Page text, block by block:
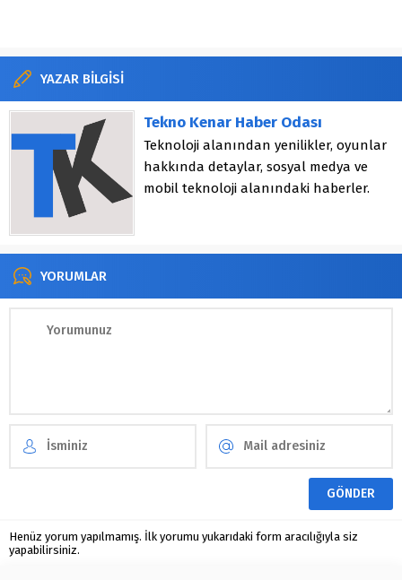
YAZAR BİLGİSİ
Tekno Kenar Haber Odası
Teknoloji alanından yenilikler, oyunlar
hakkında detaylar, sosyal medya ve
mobil teknoloji alanındaki haberler.
YORUMLAR
Henüz yorum yapılmamış. İlk yorumu yukarıdaki form aracılığıyla siz
yapabilirsiniz.